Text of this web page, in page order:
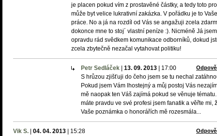
je placen pokud vím z prostavěné částky, a tedy toto
může byt velice lukrativní zakázka. V pořádku je to Vaše
práce. No a já na rozdíl od Vás se angažuji zcela
dokonce mne to stoj´ vlastní peníze :). Nicméně Já
opravdu rád svědkem komunikace odborníků, dokud
zcela zbytečně nezačal vytahovat politiku!
Petr Sedláček 13. 09. 2013 17:00
S hrůzou zjišťuji do čeho jsem se tu nechal
Pokud jsem Vám lhostejný a můj postoj Vás
mě naopak ten Váš zajímá pokud se věnuje
máte pravdu ve své profesi jsem fanatik a věřte mi,
Vaše poznámka o honorářích mě rozesmála...
Vik S. 04. 04. 2013 15:28